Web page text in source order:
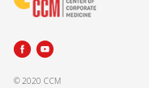
© 2020 CCM